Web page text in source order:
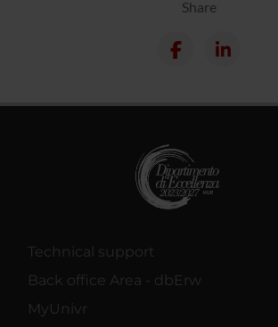
Share
Technical support
Back office Area - dbErw
MyUnivr